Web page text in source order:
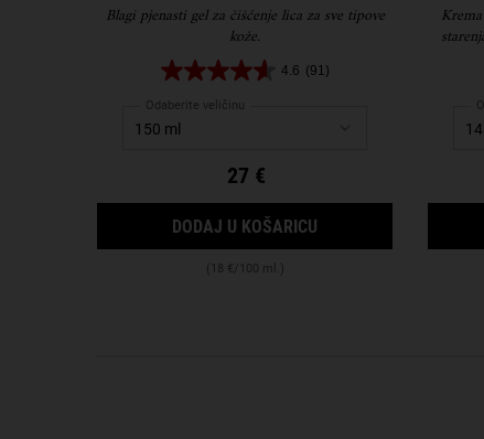
Blagi pjenasti gel za čišćenje lica za sve tipove
kože.
4.6 (91)
Odaberite veličinu
27 €
DODAJ U KOŠARICU ULTRA FACIAL
(18 €/100 ml.)